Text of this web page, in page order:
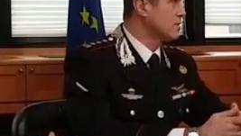
Attualità
Economia e lavoro
Italia Mondo